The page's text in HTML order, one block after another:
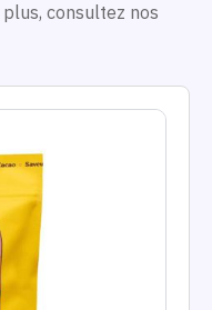
consultez nos